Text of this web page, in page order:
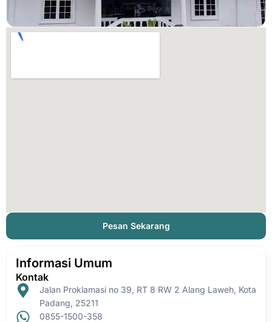
Pesan Sekarang
Informasi Umum
Kontak
Jalan Proklamasi no 39, RT 8 RW 2 Alang Laweh, Kota
Padang, 25211
0855-1500-358